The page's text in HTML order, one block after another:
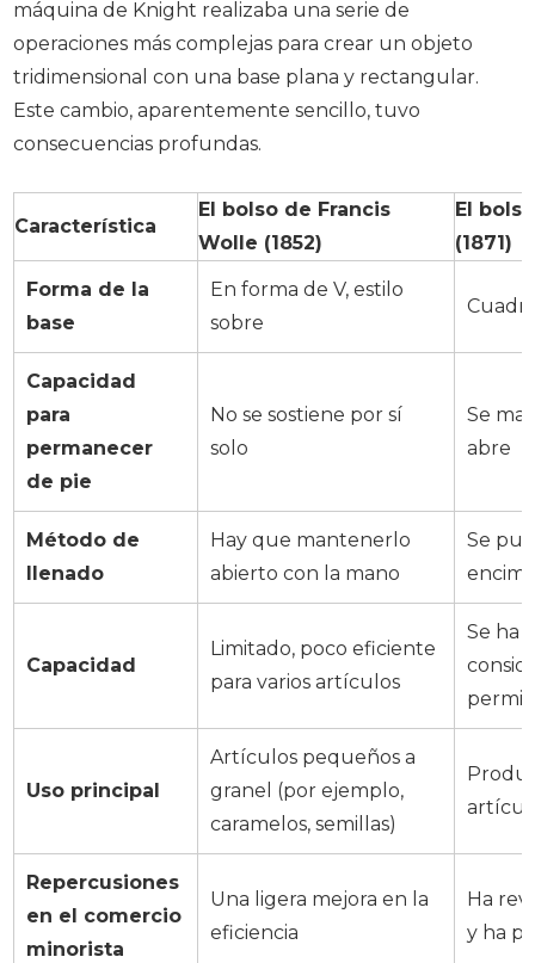
máquina de Knight realizaba una serie de
operaciones más complejas para crear un objeto
tridimensional con una base plana y rectangular.
Este cambio, aparentemente sencillo, tuvo
consecuencias profundas.
Característica
El bolso de Francis
Wolle (1852)
El
(1871)
Forma de la
base
En forma de V, estilo
sobre
Capacidad
para
permanecer
de pie
No se sostiene por sí
solo
Se
abre
Método de
llenado
Hay que mantenerlo
abierto con la mano
Se
Capacidad
Limitado, poco eficiente
para varios artículos
Se ha
Uso principal
Artículos pequeños a
granel (por ejemplo,
caramelos, semillas)
Repercusiones
en el comercio
minorista
Una ligera mejora en la
eficiencia
Ha
y ha